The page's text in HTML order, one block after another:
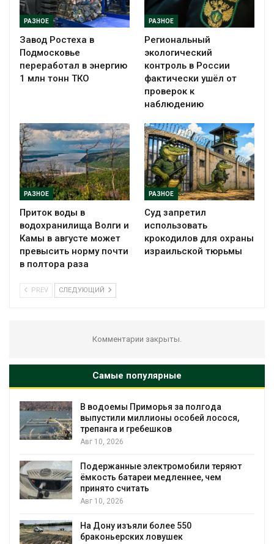
РАЗНОЕ
Завод Ростеха в
Подмосковье
переработал в энергию
1 млн тонн ТКО
РАЗНОЕ
Региональный
экологический
контроль в России
фактически ушёл от
проверок к
наблюдению
РАЗНОЕ
Приток воды в
водохранилища Волги и
Камы в августе может
превысить норму почти
в полтора раза
РАЗНОЕ
Суд запретил
использовать
крокодилов для охраны
израильской тюрьмы
PREV СЛЕДУЮЩИЙ
Комментарии закрыты.
Самые популярные
В водоемы Приморья за полгода
выпустили миллионы особей лосося,
трепанга и гребешков
Авг 10, 2026
Подержанные электромобили теряют
ёмкость батареи медленнее, чем
принято считать
Авг 10, 2026
На Дону изъяли более 550
браконьерских ловушек